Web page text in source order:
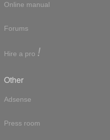
Online manual
Forums
Hire a pro !
Other
Adsense
Press room